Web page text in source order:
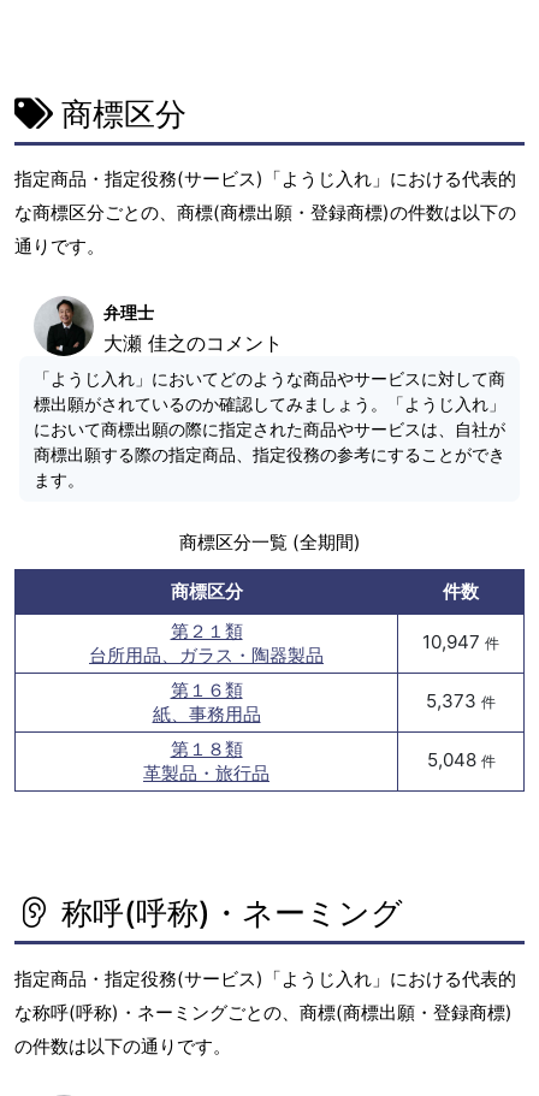
商標区分
指定商品・指定役務(サービス)「ようじ入れ」における代表的
な商標区分ごとの、商標(商標出願・登録商標)の件数は以下の
通りです。
弁理士
大瀬 佳之のコメント
「ようじ入れ」においてどのような商品やサービスに対して商
標出願がされているのか確認してみましょう。「ようじ入れ」
において商標出願の際に指定された商品やサービスは、自社が
商標出願する際の指定商品、指定役務の参考にすることができ
ます。
商標区分一覧 (全期間)
商標区分
件数
第２１類
台所用品、ガラス・陶器製品
10,947 件
第１６類
紙、事務用品
5,373 件
第１８類
革製品・旅行品
5,048 件
称呼(呼称)・ネーミング
指定商品・指定役務(サービス)「ようじ入れ」における代表的
な称呼(呼称)・ネーミングごとの、商標(商標出願・登録商標)
の件数は以下の通りです。